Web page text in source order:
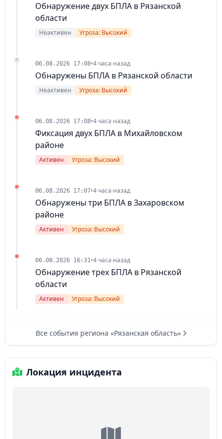
Обнаружение двух БПЛА в Рязанской
области
Неактивен Угроза: Высокий
06.08.2026 17:08•4 часа назад
Обнаружены БПЛА в Рязанской области
Неактивен Угроза: Высокий
06.08.2026 17:08•4 часа назад
Фиксация двух БПЛА в Михайловском
районе
Активен Угроза: Высокий
06.08.2026 17:07•4 часа назад
Обнаружены три БПЛА в Захаровском
районе
Активен Угроза: Высокий
06.08.2026 16:31•4 часа назад
Обнаружение трех БПЛА в Рязанской
области
Активен Угроза: Высокий
Все события региона «Рязанская область»
Локация инцидента